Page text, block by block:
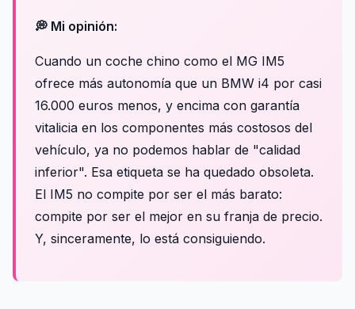
💭 Mi opinión:
Cuando un coche chino como el MG IM5
ofrece más autonomía que un BMW i4 por casi
16.000 euros menos, y encima con garantía
vitalicia en los componentes más costosos del
vehículo, ya no podemos hablar de "calidad
inferior". Esa etiqueta se ha quedado obsoleta.
El IM5 no compite por ser el más barato:
compite por ser el mejor en su franja de precio.
Y, sinceramente, lo está consiguiendo.